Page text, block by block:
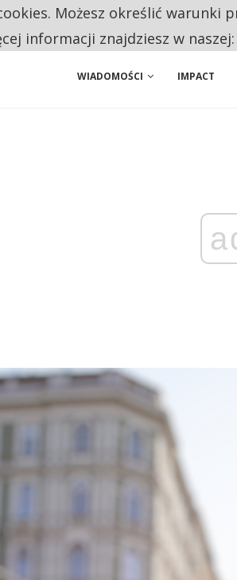
PRZEMYSŁ. NA LIŚCIE SĄ DWA
WIADOMOŚCI IMPACT
Możesz określić warunki
informacji znajdziesz w naszej: